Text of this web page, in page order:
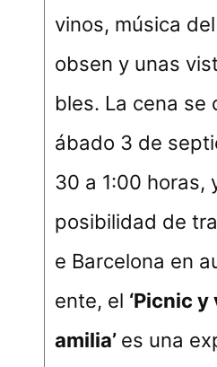
vinos, música
obsen y unas
bles. La cena se
ábado 3 de
30 a 1:00 horas,
posibilidad de
e Barcelona en
ente, el ‘Picnic y
amilia’ es una